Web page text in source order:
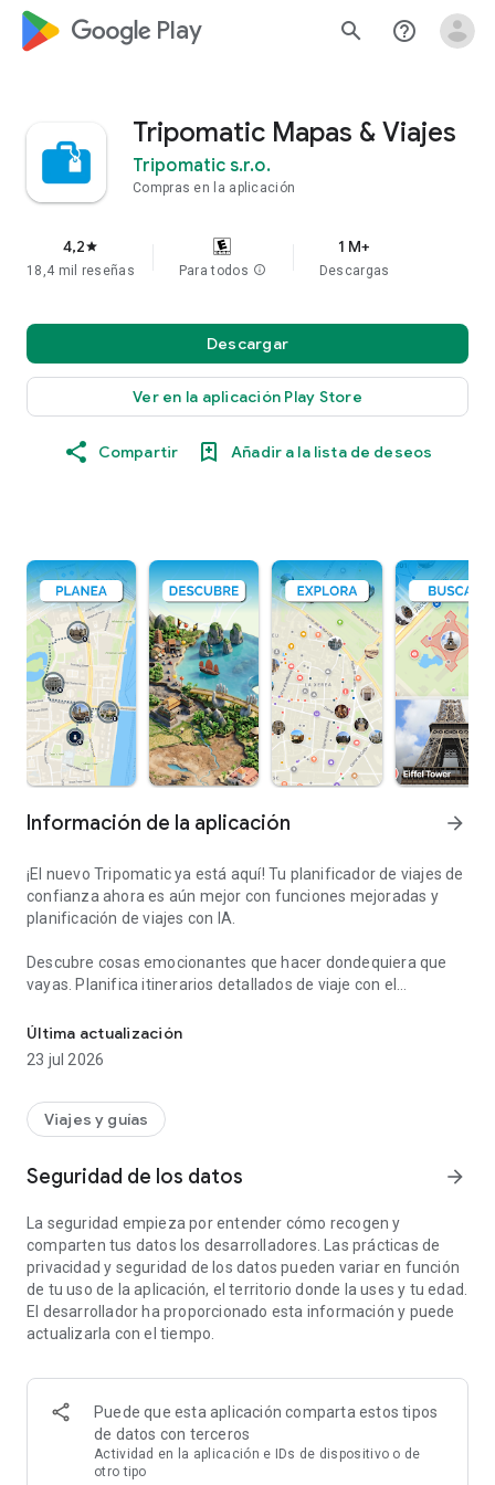
google_logo Play search help_outline
Tripomatic Mapas & Viajes
Tripomatic s.r.o.
Compras en la aplicación
4,2star
18,4 mil reseñas Para todos info
1 M+
Descargas
Descargar
Ver en la aplicación Play Store
Compartir Añadir a la lista de deseos
Información de la aplicación arrow_forward
¡El nuevo Tripomatic ya está aquí! Tu planificador de viajes de
confianza ahora es aún mejor con funciones mejoradas y
planificación de viajes con IA.
Descubre cosas emocionantes que hacer dondequiera que
vayas. Planifica itinerarios detallados de viaje con el
Travel). Navega con útiles guías de viaje. La aplicación de
planificación definitiva para cada viajero.
Crea un itinerario detallado día a día para tu viaje con nuestro
planificador de viajes fácil de usar. Obtén ayuda de la IA para
de viaje estimados y distancias a pie para mantener tus
Rastrea costos y añade notas para tener todo al alcance de la
mano.
MAPAS AL AIRE LIBRE, DE INVIERNO Y SATELITALES
Elige entre múltiples mapas de viaje, incluidos mapas al aire
libre, mapas de invierno adecuados para esquiar y mapas
MAPAS OFFLINE MUNDIALES
Mejora a Tripomatic Premium para usar la aplicación sin
conexión a internet, incluyendo descargas ilimitadas de
mapas offline y navegación a pie. Obtén mapas offline para
Última actualización
23 jul 2026
Viajes y guías
Seguridad de los datos arrow_forward
La seguridad empieza por entender cómo recogen y
comparten tus datos los desarrolladores. Las prácticas de
privacidad y seguridad de los datos pueden variar en función
de tu uso de la aplicación, el territorio donde la uses y tu edad.
El desarrollador ha proporcionado esta información y puede
actualizarla con el tiempo.
Puede que esta aplicación comparta estos tipos
de datos con terceros
Actividad en la aplicación e IDs de dispositivo o de
otro tipo